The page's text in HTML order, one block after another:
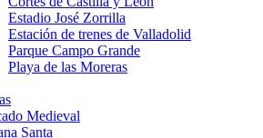
Estadio José Zorrilla
Estación de trenes de Valladolid
Parque Campo Grande
Playa de las Moreras
Medieval
Santa